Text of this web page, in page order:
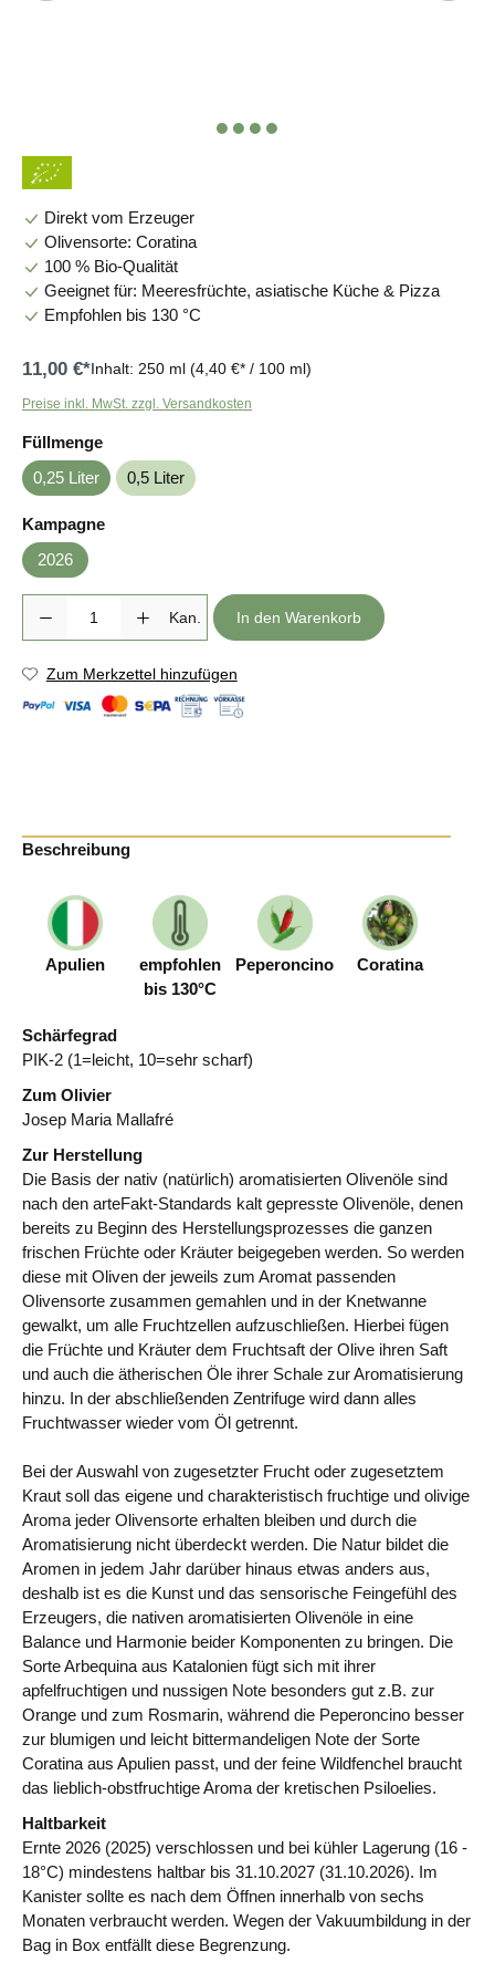
Direkt vom Erzeuger
Olivensorte: Coratina
100 % Bio-Qualität
Geeignet für: Meeresfrüchte, asiatische Küche & Pizza
Empfohlen bis 130 °C
11,00 €*Inhalt: 250 ml (4,40 €* / 100 ml)
Preise inkl. MwSt. zzgl. Versandkosten
Füllmengeauswählen
0,25 Liter
0,5 Liter
Kampagneauswählen
2026
Produkt Anzahl: Gib den gewünschten Wert ein oder benutze die
Kan. In den Warenkorb
Zum Merkzettel hinzufügen
Beschreibung
Apulien
empfohlen
bis 130°C
Peperoncino Coratina
Schärfegrad
PIK-2 (1=leicht, 10=sehr scharf)
Zum Olivier
Josep Maria Mallafré
Zur Herstellung
Die Basis der nativ (natürlich) aromatisierten Olivenöle sind
nach den arteFakt-Standards kalt gepresste Olivenöle, denen
bereits zu Beginn des Herstellungsprozesses die ganzen
frischen Früchte oder Kräuter beigegeben werden. So werden
diese mit Oliven der jeweils zum Aromat passenden
Olivensorte zusammen gemahlen und in der Knetwanne
gewalkt, um alle Fruchtzellen aufzuschließen. Hierbei fügen
die Früchte und Kräuter dem Fruchtsaft der Olive ihren Saft
und auch die ätherischen Öle ihrer Schale zur Aromatisierung
hinzu. In der abschließenden Zentrifuge wird dann alles
Fruchtwasser wieder vom Öl getrennt.
Bei der Auswahl von zugesetzter Frucht oder zugesetztem
Kraut soll das eigene und charakteristisch fruchtige und olivige
Aroma jeder Olivensorte erhalten bleiben und durch die
Aromatisierung nicht überdeckt werden. Die Natur bildet die
Aromen in jedem Jahr darüber hinaus etwas anders aus,
deshalb ist es die Kunst und das sensorische Feingefühl des
Erzeugers, die nativen aromatisierten Olivenöle in eine
Balance und Harmonie beider Komponenten zu bringen. Die
Sorte Arbequina aus Katalonien fügt sich mit ihrer
apfelfruchtigen und nussigen Note besonders gut z.B. zur
Orange und zum Rosmarin, während die Peperoncino besser
zur blumigen und leicht bittermandeligen Note der Sorte
Coratina aus Apulien passt, und der feine Wildfenchel braucht
das lieblich-obstfruchtige Aroma der kretischen Psiloelies.
Haltbarkeit
Ernte 2026 (2025) verschlossen und bei kühler Lagerung (16 -
18°C) mindestens haltbar bis 31.10.2027 (31.10.2026). Im
Kanister sollte es nach dem Öffnen innerhalb von sechs
Monaten verbraucht werden. Wegen der Vakuumbildung in der
Bag in Box entfällt diese Begrenzung.